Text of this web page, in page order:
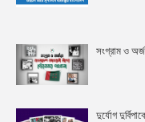
সংগ্রাম ও
দুর্যোগ